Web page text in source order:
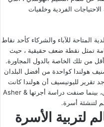
الفردية وخلفيات
المتاحة للآباء والشركاء كأحد نقاط
تمثل نقطة ضعف حقيقية ، حيث
من تلك الخاصة بالدول المجاورة.
هولندا كواحدة من أفضل البلدان
فيها تربية الأسرة؛ في عام 2020، وجد تقرير لليونيسيف أن هولندا كانت
أفضل دولة في العالم من حيث رفاهية الطفل، بينما صنفت دراسة أجرتها Asher &